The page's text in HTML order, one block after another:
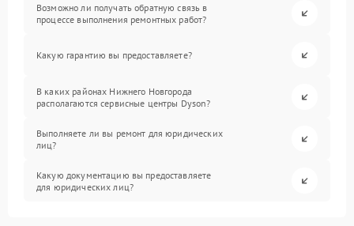
Возможно ли получать обратную связь в
процессе выполнения ремонтных работ?
Какую гарантию вы предоставляете?
В каких районах Нижнего Новгорода
располагаются сервисные центры Dyson?
Выполняете ли вы ремонт для юридических
лиц?
Какую документацию вы предоставляете
для юридических лиц?